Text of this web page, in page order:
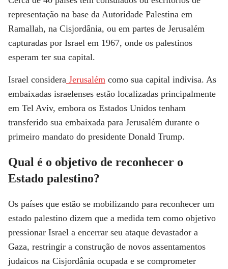
representação na base da Autoridade Palestina em
Ramallah, na Cisjordânia, ou em partes de Jerusalém
capturadas por Israel em 1967, onde os palestinos
esperam ter sua capital.
Israel considera Jerusalém como sua capital indivisa. As
embaixadas israelenses estão localizadas principalmente
em Tel Aviv, embora os Estados Unidos tenham
transferido sua embaixada para Jerusalém durante o
primeiro mandato do presidente Donald Trump.
Qual é o objetivo de reconhecer o
Estado palestino?
Os países que estão se mobilizando para reconhecer um
estado palestino dizem que a medida tem como objetivo
pressionar Israel a encerrar seu ataque devastador a
Gaza, restringir a construção de novos assentamentos
judaicos na Cisjordânia ocupada e se comprometer